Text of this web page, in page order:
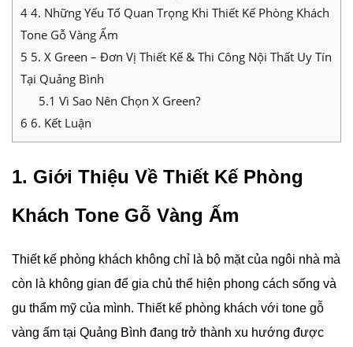
4 4. Những Yếu Tố Quan Trọng Khi Thiết Kế Phòng Khách
Tone Gỗ Vàng Ấm
5 5. X Green – Đơn Vị Thiết Kế & Thi Công Nội Thất Uy Tín
Tại Quảng Bình
5.1 Vì Sao Nên Chọn X Green?
6 6. Kết Luận
1. Giới Thiệu Về Thiết Kế Phòng
Khách Tone Gỗ Vàng Ấm
Thiết kế phòng khách không chỉ là bộ mặt của ngôi nhà mà
còn là không gian để gia chủ thể hiện phong cách sống và
gu thẩm mỹ của mình. Thiết kế phòng khách với tone gỗ
vàng ấm tại Quảng Bình đang trở thành xu hướng được